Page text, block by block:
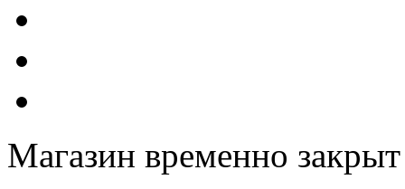
Магазин временно закрыт